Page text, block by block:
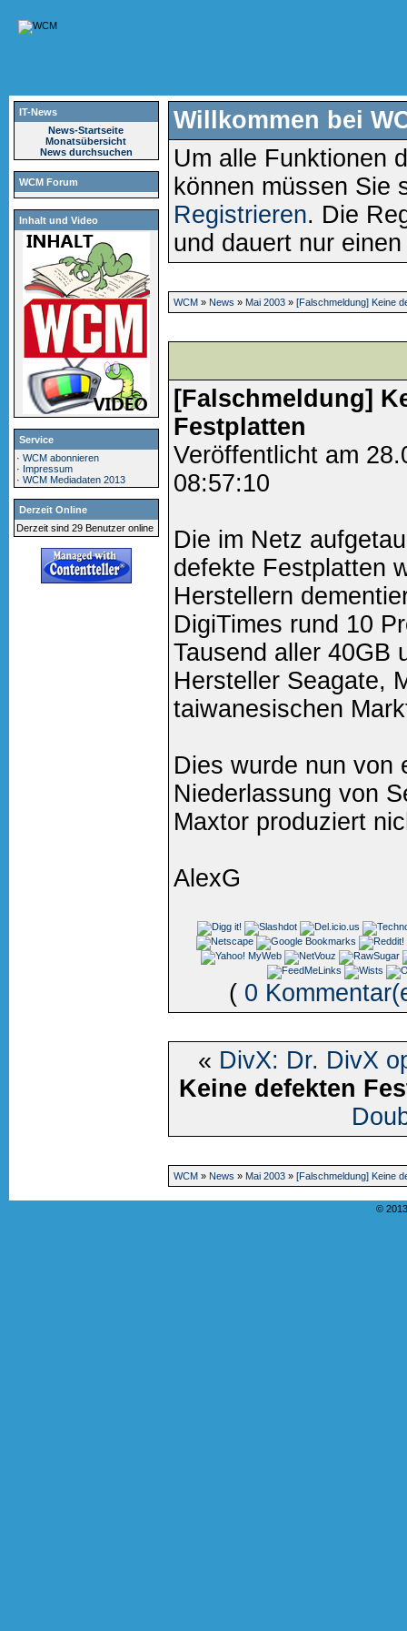
IT-News
News-Startseite
Monatsübersicht
News durchsuchen
WCM Forum
Inhalt und Video
Service
·WCM abonnieren
· Impressum
·WCM Mediadaten 2013
Derzeit Online
Derzeit sind 29 Benutzer online
Willkommen bei
Um alle Funktionen
können müssen Sie
Registrieren. Die
und dauert nur
WCM» News » Mai 2003» [Falschmeldung] Keine
[Falschmeldung]
Festplatten
Veröffentlicht am
08:57:10
Die im Netz
defekte Festplatten
Herstellern
DigiTimes rund 10
Tausend aller 40GB
Hersteller Seagate,
taiwanesischen
Dies wurde nun von
Niederlassung von
Maxtor produziert
AlexG
( 0
« DivX: Dr. DivX
Keine defekten
WCM » News » Mai 2003» [Falschmeldung] Keine
©